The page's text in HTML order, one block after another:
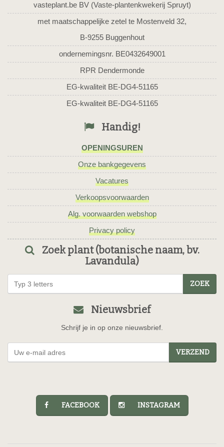
vasteplant.be BV (Vaste-plantenkwekerij Spruyt)
met maatschappelijke zetel te Mostenveld 32,
B-9255 Buggenhout
ondernemingsnr. BE0432649001
RPR Dendermonde
EG-kwaliteit BE-DG4-51165
EG-kwaliteit BE-DG4-51165
Handig!
OPENINGSUREN
Onze bankgegevens
Vacatures
Verkoopsvoorwaarden
Alg. voorwaarden webshop
Privacy policy
Zoek plant (botanische naam, bv.
Lavandula)
ZOEK
Nieuwsbrief
Schrijf je in op onze nieuwsbrief.
VERZEND
FACEBOOK INSTAGRAM